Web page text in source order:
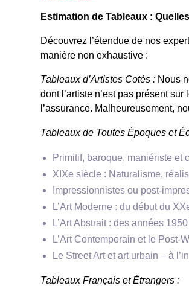
Estimation de Tableaux :
Découvrez l’étendue de nos
manière non exhaustive :
Tableaux d’Artistes Cotés : Nous
dont l’artiste n’est pas présent
l’assurance. Malheureusement,
Tableaux de Toutes Époques et
Primitif, baroque, maniériste et
XIXe siècle : Naturalisme,
Impressionnistes ou post-
L’Art Moderne : du début du
L’Art Abstrait : des années
L’Art Contemporain et le Post-
Le Street Art et art urbain – à
Tableaux Français et Étrangers :